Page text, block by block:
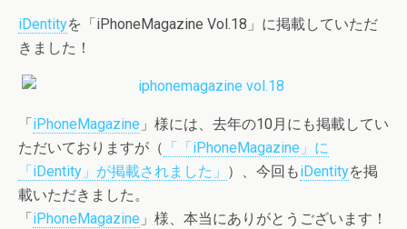
iDentityを「iPhoneMagazine Vol.18」に掲載していただ
きました！
「iPhoneMagazine 」様には、去年の10月にも掲載してい
ただいておりますが（ 「「iPhoneMagazine」に
「iDentity」が掲載されました」 ）、今回もiDentityを掲
載いただきました。
「iPhoneMagazine 」様、本当にありがとうございます！